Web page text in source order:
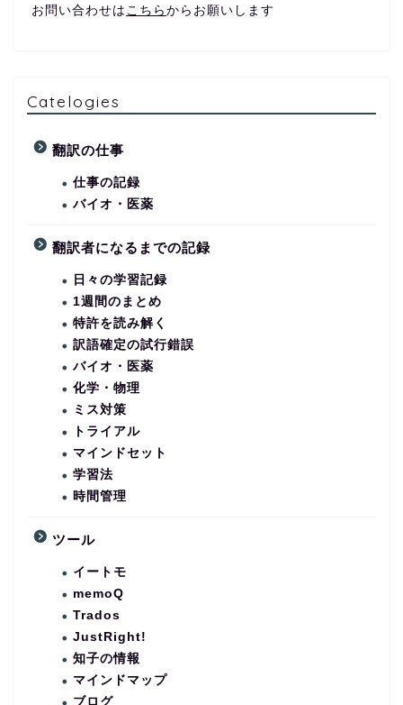
お問い合わせは こちら からお願いします
Catelogies
翻訳の仕事
仕事の記録
バイオ・医薬
翻訳者になるまでの記録
日々の学習記録
1週間のまとめ
特許を読み解く
訳語確定の試行錯誤
バイオ・医薬
化学・物理
ミス対策
トライアル
マインドセット
学習法
時間管理
ツール
イートモ
memoQ
Trados
JustRight!
知子の情報
マインドマップ
ブログ